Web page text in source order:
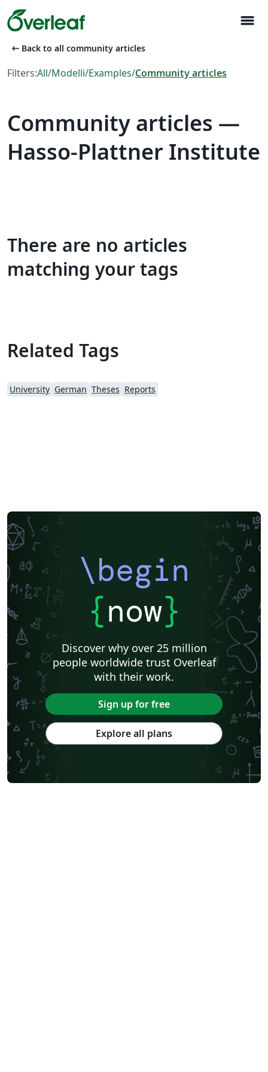
menu
arrow_left_alt Back to all community articles
Filters:All/Modelli/Examples/Community articles
Community articles —
Hasso-Plattner Institute
There are no articles
matching your tags
Related Tags
University German Theses Reports
\begin
{now}
Discover why over 25 million
people worldwide trust Overleaf
with their work.
Sign up for free
Explore all plans